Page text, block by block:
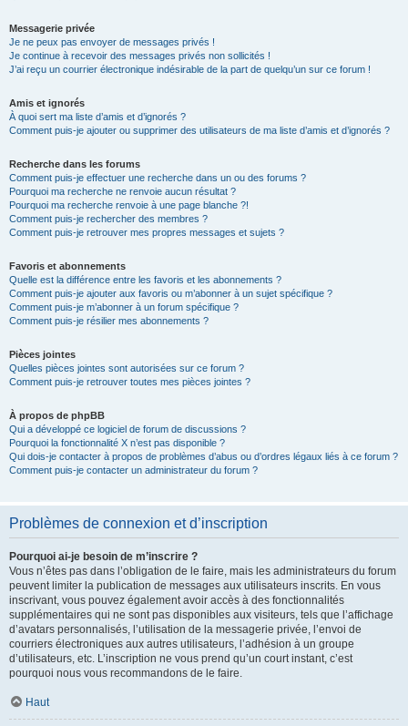
Messagerie privée
Je ne peux pas envoyer de messages privés !
Je continue à recevoir des messages privés non sollicités !
J’ai reçu un courrier électronique indésirable de la part de quelqu’un sur ce forum !
Amis et ignorés
À quoi sert ma liste d’amis et d’ignorés ?
Comment puis-je ajouter ou supprimer des utilisateurs de ma liste d’amis et d’ignorés ?
Recherche dans les forums
Comment puis-je effectuer une recherche dans un ou des forums ?
Pourquoi ma recherche ne renvoie aucun résultat ?
Pourquoi ma recherche renvoie à une page blanche ?!
Comment puis-je rechercher des membres ?
Comment puis-je retrouver mes propres messages et sujets ?
Favoris et abonnements
Quelle est la différence entre les favoris et les abonnements ?
Comment puis-je ajouter aux favoris ou m’abonner à un sujet spécifique ?
Comment puis-je m’abonner à un forum spécifique ?
Comment puis-je résilier mes abonnements ?
Pièces jointes
Quelles pièces jointes sont autorisées sur ce forum ?
Comment puis-je retrouver toutes mes pièces jointes ?
À propos de phpBB
Qui a développé ce logiciel de forum de discussions ?
Pourquoi la fonctionnalité X n’est pas disponible ?
Qui dois-je contacter à propos de problèmes d’abus ou d’ordres légaux liés à ce forum ?
Comment puis-je contacter un administrateur du forum ?
Problèmes de connexion et d’inscription
Pourquoi ai-je besoin de m’inscrire ?
Vous n’êtes pas dans l’obligation de le faire, mais les administrateurs du forum
peuvent limiter la publication de messages aux utilisateurs inscrits. En vous
inscrivant, vous pouvez également avoir accès à des fonctionnalités
supplémentaires qui ne sont pas disponibles aux visiteurs, tels que l’affichage
d’avatars personnalisés, l’utilisation de la messagerie privée, l’envoi de
courriers électroniques aux autres utilisateurs, l’adhésion à un groupe
d’utilisateurs, etc. L’inscription ne vous prend qu’un court instant, c’est
pourquoi nous vous recommandons de le faire.
Haut